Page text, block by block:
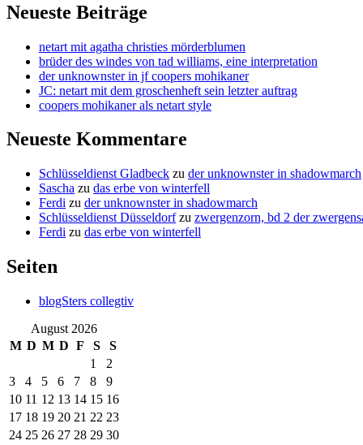
Neueste Beiträge
netart mit agatha christies mörderblumen
brüder des windes von tad williams, eine interpretation
der unknownster in jf coopers mohikaner
JC: netart mit dem groschenheft sein letzter auftrag
coopers mohikaner als netart style
Neueste Kommentare
Schlüsseldienst Gladbeck zu der unknownster in shadowmarch
Sascha zu das erbe von winterfell
Ferdi zu der unknownster in shadowmarch
Schlüsseldienst Düsseldorfzu zwergenzorn, bd 2 der
Ferdi zu das erbe von winterfell
Seiten
blogSters collegtiv
August 2026
M D M D F S
S
1
2
3
4 5 6 7 8
9
10 11 12 13 14 15 16
17 18 19 20 21 22 23
24 25 26 27 28 29 30